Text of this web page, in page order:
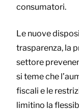
consumatori.
Le nuove
trasparenza, la
settore
si teme che
fiscali e le
limitino la